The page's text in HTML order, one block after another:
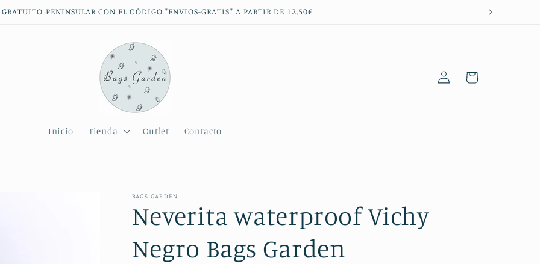
PENINSULAR CON EL CÓDIGO "ENVIOS-GRATIS" A PARTIR DE 12,50€
Inicio Tienda Outlet Contacto
Iniciar
sesión
Carrito
BAGS GARDEN
Neverita waterproof Vichy
Negro Bags Garden